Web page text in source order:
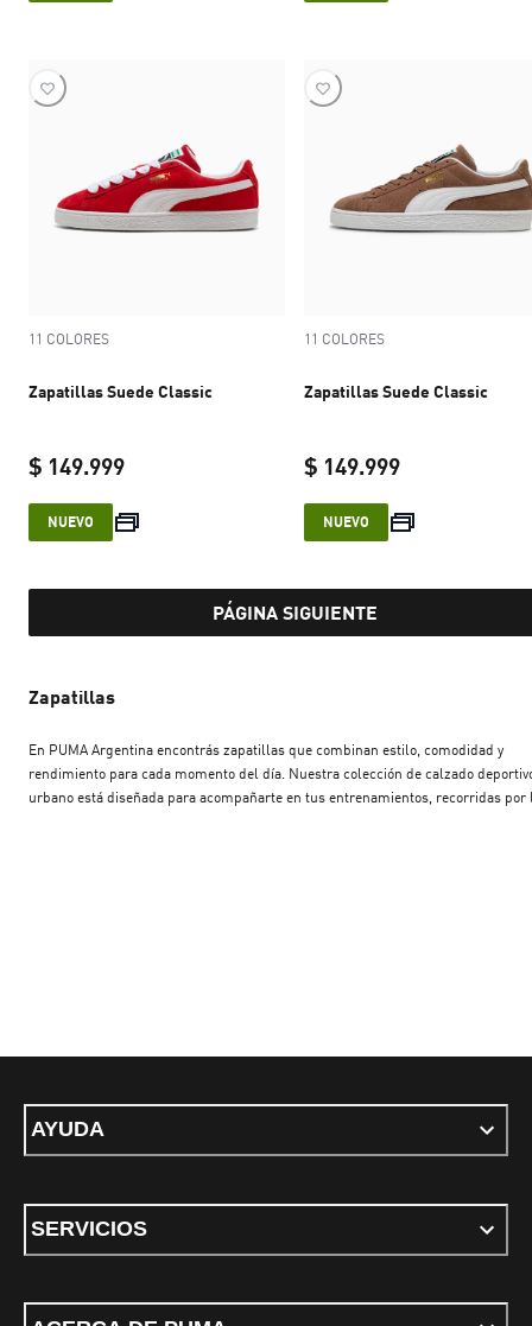
11 COLORES
Zapatillas Suede Classic
$ 149.999
current price $ 149.999
NUEVO
11 COLORES
Zapatillas Suede Classic
$ 149.999
current price $
NUEVO
PÁGINA SIGUIENTE
Zapatillas
En PUMA Argentina encontrás zapatillas que combinan estilo, comodidad y
rendimiento para cada momento del día. Nuestra colección de calzado
urbano está diseñada para acompañarte en tus entrenamientos, recorridas por
AYUDA
SERVICIOS